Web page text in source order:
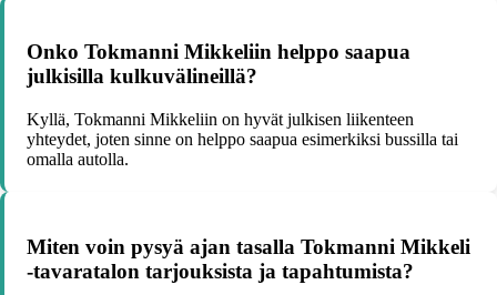
Onko Tokmanni Mikkeliin helppo saapua
julkisilla kulkuvälineillä?
Kyllä, Tokmanni Mikkeliin on hyvät julkisen liikenteen
yhteydet, joten sinne on helppo saapua esimerkiksi bussilla tai
omalla autolla.
Miten voin pysyä ajan tasalla Tokmanni Mikkeli
-tavaratalon tarjouksista ja tapahtumista?